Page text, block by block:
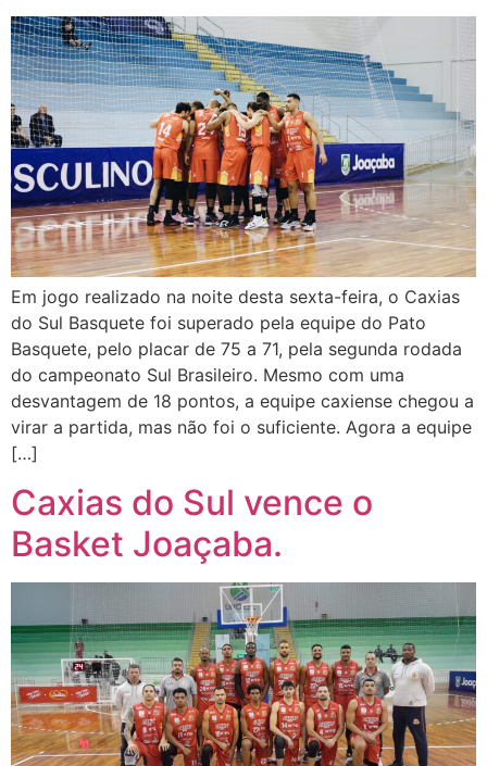
Em jogo realizado na noite desta sexta-feira, o Caxias
do Sul Basquete foi superado pela equipe do Pato
Basquete, pelo placar de 75 a 71, pela segunda rodada
do campeonato Sul Brasileiro. Mesmo com uma
desvantagem de 18 pontos, a equipe caxiense chegou a
virar a partida, mas não foi o suficiente. Agora a equipe
[…]
Caxias do Sul vence o
Basket Joaçaba.